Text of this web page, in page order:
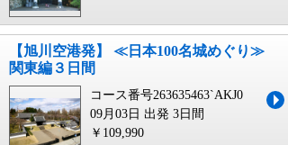
【旭川空港発】 ≪日本100名城めぐり≫
関東編３日間
コース番号263635463`AKJ0
09月03日 出発 3日間
￥109,990